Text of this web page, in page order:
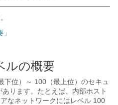
ルの概要
下位）～ 100（最上位）のセキュ
ります。たとえば、内部ホスト
なネットワークにはレベル 100